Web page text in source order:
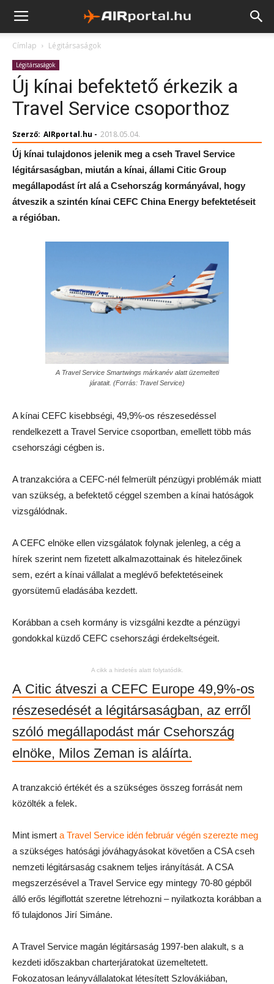
Címlap Légitársaságok
Légitársaságok
Új kínai befektető érkezik a
Travel Service csoporthoz
Szerző: AIRportal.hu - 2018.05.04.
Új kínai tulajdonos jelenik meg a cseh Travel Service
légitársaságban, miután a kínai, állami Citic Group
megállapodást írt alá a Csehország kormányával, hogy
átveszik a szintén kínai CEFC China Energy befektetéseit
a régióban.
A Travel Service Smartwings márkanév alatt üzemelteti
járatait. (Forrás: Travel Service)
A kínai CEFC kisebbségi, 49,9%-os részesedéssel
rendelkezett a Travel Service csoportban, emellett több más
csehországi cégben is.
A tranzakcióra a CEFC-nél felmerült pénzügyi problémák miatt
van szükség, a befektető céggel szemben a kínai hatóságok
vizsgálódnak.
A CEFC elnöke ellen vizsgálatok folynak jelenleg, a cég a
hírek szerint nem fizetett alkalmazottainak és hitelezőinek
sem, ezért a kínai vállalat a meglévő befektetéseinek
gyorsütemű eladásába kezdett.
Korábban a cseh kormány is vizsgálni kezdte a pénzügyi
gondokkal küzdő CEFC csehországi érdekeltségeit.
A cikk a hirdetés alatt folytatódik.
A Citic átveszi a CEFC Europe 49,9%-os
részesedését a légitársaságban, az erről
szóló megállapodást már Csehország
elnöke, Milos Zeman is aláírta.
A tranzakció értékét és a szükséges összeg forrását nem
közölték a felek.
Mint ismert a Travel Service idén február végén szerezte meg
a szükséges hatósági jóváhagyásokat követően a CSA cseh
nemzeti légitársaság csaknem teljes irányítását. A CSA
megszerzésével a Travel Service egy mintegy 70-80 gépből
álló erős légiflottát szeretne létrehozni – nyilatkozta korábban a
fő tulajdonos Jirí Simáne.
A Travel Service magán légitársaság 1997-ben alakult, s a
kezdeti időszakban charterjáratokat üzemeltetett.
Fokozatosan leányvállalatokat létesített Szlovákiában,